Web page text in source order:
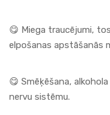
😋 Miega traucējumi,
elpošanas apstāšanās
😋 Smēķēšana,
nervu sistēmu.